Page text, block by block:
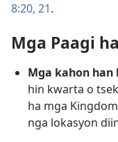
8:20, 21.
Mga Paagi
Mga kahon
hin kwarta o
ha mga
nga lokasyon